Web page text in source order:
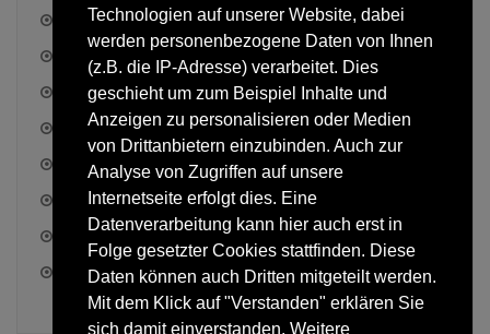
Pinselrottversammlung
Falkenrottversammlung
Immertreuversammlung
Nelkenrottversammlung
Stuhlrottversammlung
Germaniarottversammlung
Eichenrottversammlung
Kutsche ziehen
Technologien auf unserer Website, dabei
werden personenbezogene Daten von Ihnen
(z.B. die IP-Adresse) verarbeitet. Dies
geschieht um zum Beispiel Inhalte und
Anzeigen zu personalisieren oder Medien
von Drittanbietern einzubinden. Auch zur
Analyse von Zugriffen auf unsere
Internetseite erfolgt dies. Eine
Datenverarbeitung kann hier auch erst in
Folge gesetzter Cookies stattfinden. Diese
Daten können auch Dritten mitgeteilt werden.
Mit dem Klick auf "Verstanden" erklären Sie
sich damit einverstanden. Weitere